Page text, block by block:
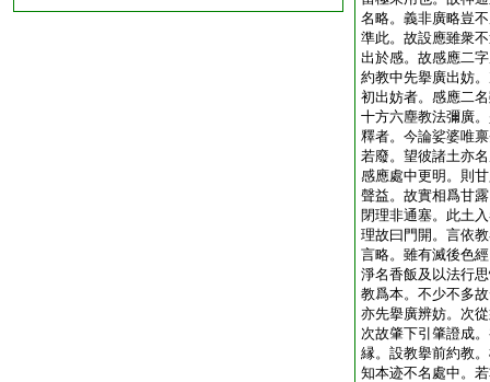
名略。義非廣略豈
準此。故設應雖衆
出於感。故感應二
約教中先擧廣出妨
初出妨者。感應二
十方六塵教法彌廣
釋者。今論娑婆唯
若廢。望彼諸土亦
感應處中更明。則
聲益。故實相爲甘
閉理非通塞。此土
理故曰門開。言依
言略。雖有滅後色
淨名香飯及以法行
教爲本。不少不多
亦先擧廣辨妨。次
次故肇下引肇證成
縁。設教擧前約教
知本迹不名處中。